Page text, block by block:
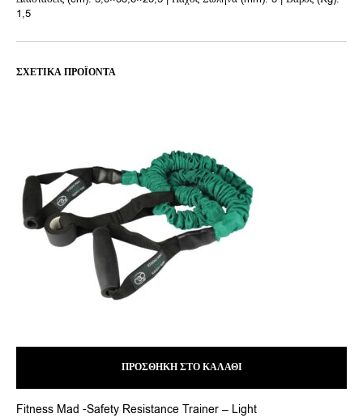
1,5
ΣΧΕΤΙΚΆ ΠΡΟΪΌΝΤΑ
ΠΡΟΣΘΉΚΗ ΣΤΟ ΚΑΛΆΘΙ
Fitness Mad -Safety Resistance Trainer – Light